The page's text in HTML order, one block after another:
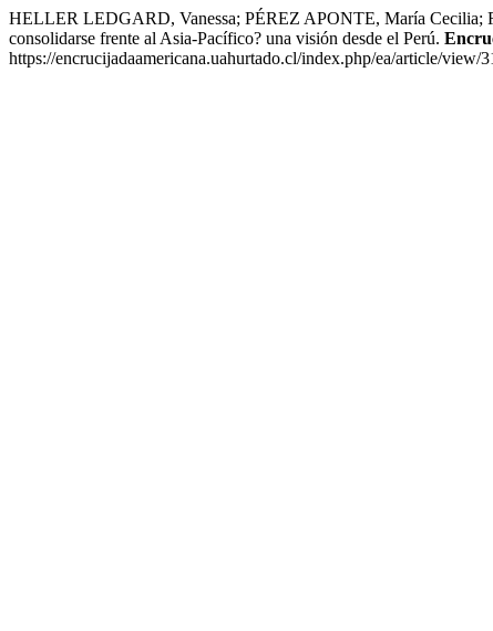
HELLER LEDGARD, Vanessa; PÉREZ APONTE, María Cecilia;
consolidarse frente al Asia-Pacífico? una visión desde el Perú.
https://encrucijadaamericana.uahurtado.cl/index.php/ea/article/view/